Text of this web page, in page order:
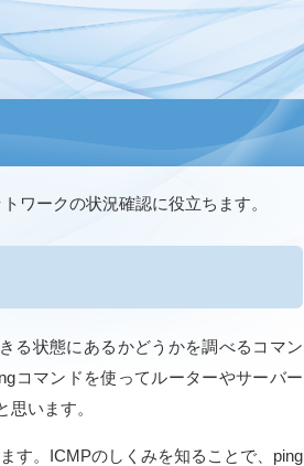
ワークの状況確認に役立ちます。
る状態にあるかどうかを調べるコマン
コマンドを使ってルーターやサーバー
います。
す。ICMPのしくみを知ることで、ping